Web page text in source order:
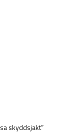
skyddsjakt”